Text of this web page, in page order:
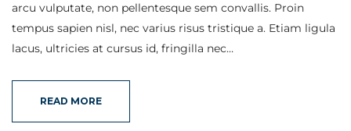
arcu vulputate, non pellentesque sem convallis. Proin
tempus sapien nisl, nec varius risus tristique a. Etiam ligula
lacus, ultricies at cursus id, fringilla nec…
READ MORE